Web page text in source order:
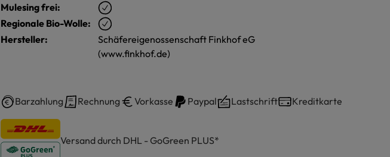
Mulesing frei:
Regionale Bio-Wolle:
Hersteller:
Schäfereigenossenschaft Finkhof eG
(www.finkhof.de)
Barzahlung Rechnung Vorkasse Paypal Lastschrift Kreditkarte
Versand durch DHL - GoGreen PLUS*